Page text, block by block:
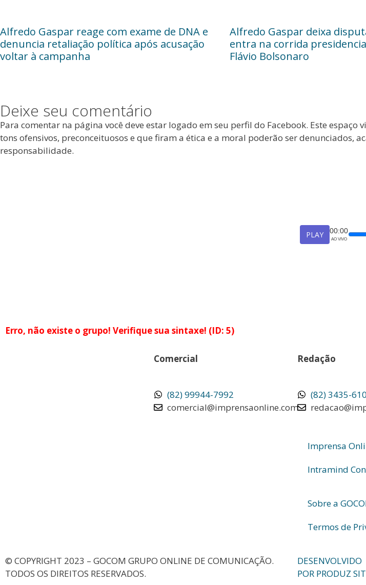
Alfredo Gaspar reage com exame de DNA e
denuncia retaliação política após acusação
voltar à campanha
Alfredo Gaspar deixa
entra na corrida
Flávio Bolsonaro
Deixe seu comentário
Para comentar na página você deve estar logado em seu perfil do Facebook. Este
tons ofensivos, preconceituosos e que firam a ética e a moral poderão ser denunciados,
responsabilidade.
PLAY 00:00
AO VIVO
Erro, não existe o grupo! Verifique sua sintaxe! (ID: 5)
Comercial
(82) 99944-7992
comercial@imprensaonline.com
Redação
(82) 3435-
Imprensa
Intramind
Sobre a
Termos de
© COPYRIGHT 2023 – GOCOM GRUPO ONLINE DE COMUNICAÇÃO.
TODOS OS DIREITOS RESERVADOS.
DESENVOLVIDO
POR PRODUZ